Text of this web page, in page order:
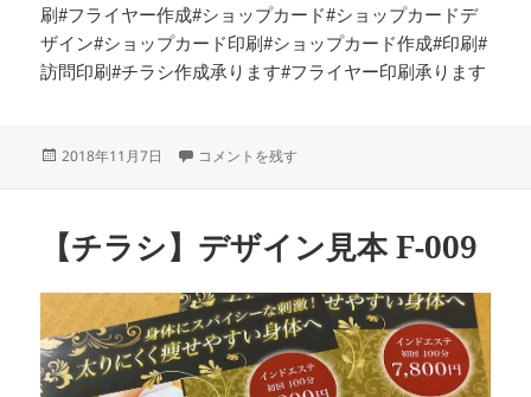
刷#フライヤー作成#ショップカード#ショップカードデ
ザイン#ショップカード印刷#ショップカード作成#印刷#
訪問印刷#チラシ作成承ります#フライヤー印刷承ります
投
2018年11月7日 【チラシ】デザイン見本 F-010 に
コメントを残す
【チラシ】デザイン見本 F-009